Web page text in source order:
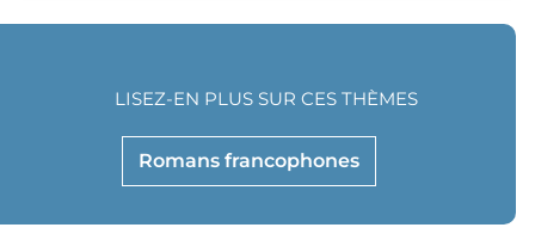
Romans francophones
LISEZ-EN PLUS SUR CES THÈMES